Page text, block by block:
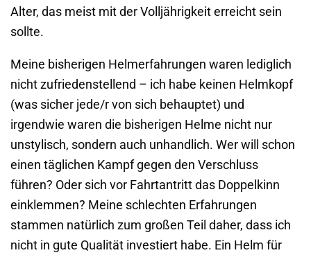
Alter, das meist mit der Volljährigkeit erreicht sein
sollte.
Meine bisherigen Helmerfahrungen waren lediglich
nicht zufriedenstellend – ich habe keinen Helmkopf
(was sicher jede/r von sich behauptet) und
irgendwie waren die bisherigen Helme nicht nur
unstylisch, sondern auch unhandlich. Wer will schon
einen täglichen Kampf gegen den Verschluss
führen? Oder sich vor Fahrtantritt das Doppelkinn
einklemmen? Meine schlechten Erfahrungen
stammen natürlich zum großen Teil daher, dass ich
nicht in gute Qualität investiert habe. Ein Helm für